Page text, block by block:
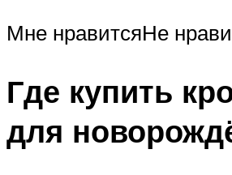
Мне нравитсяНе
Где купить
для